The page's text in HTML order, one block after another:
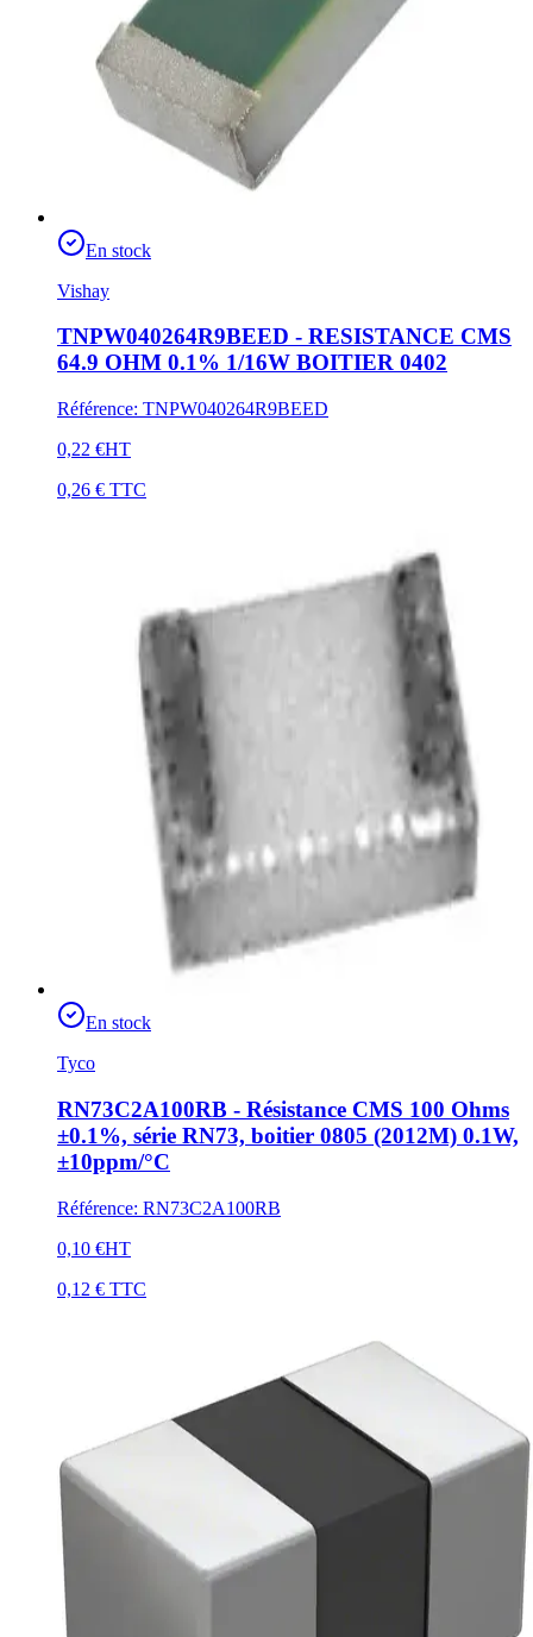
En stock
Vishay
TNPW040264R9BEED - RESISTANCE CMS
64.9 OHM 0.1% 1/16W BOITIER 0402
Référence: TNPW040264R9BEED
0,22 €HT
0,26 € TTC
En stock
Tyco
RN73C2A100RB - Résistance CMS 100 Ohms
±0.1%, série RN73, boitier 0805 (2012M) 0.1W,
±10ppm/°C
Référence: RN73C2A100RB
0,10 €HT
0,12 € TTC